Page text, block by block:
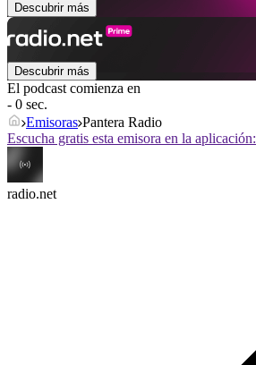
Descubrir más
Descubrir más
El podcast comienza en
- 0 sec.
Emisoras Pantera Radio
Escucha gratis esta emisora en la aplicación:
radio.net